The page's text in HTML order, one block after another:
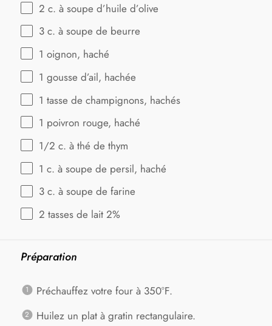
2 c. à soupe d’huile d’olive
3 c. à soupe de beurre
1 oignon, haché
1 gousse d’ail, hachée
1 tasse de champignons, hachés
1 poivron rouge, haché
1/2 c. à thé de thym
1 c. à soupe de persil, haché
3 c. à soupe de farine
2 tasses de lait 2%
Préparation
Préchauffez votre four à 350°F.
Huilez un plat à gratin rectangulaire.